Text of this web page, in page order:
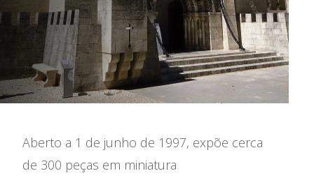
Aberto a 1 de junho de 1997, expõe cerca
de 300 peças em miniatura